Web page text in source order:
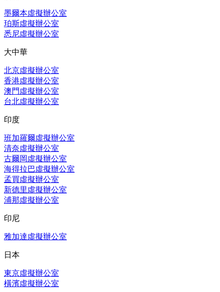
墨爾本虛擬辦公室
珀斯虛擬辦公室
悉尼虛擬辦公室
大中華
北京虛擬辦公室
香港虛擬辦公室
澳門虛擬辦公室
台北虛擬辦公室
印度
班加羅爾虛擬辦公室
清奈虛擬辦公室
古爾岡虛擬辦公室
海得拉巴虛擬辦公室
孟買虛擬辦公室
新德里虛擬辦公室
浦那虛擬辦公室
印尼
雅加達虛擬辦公室
日本
東京虛擬辦公室
橫濱虛擬辦公室